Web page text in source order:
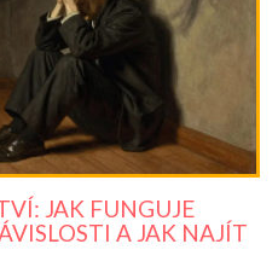
JAK FUNGUJE
A JAK NAJÍT